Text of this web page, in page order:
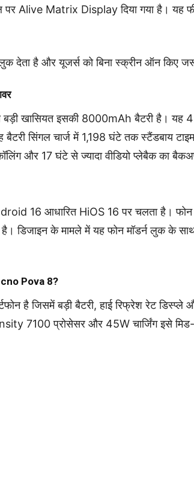
Alive Matrix Display दिया गया है। यह
देता है और यूजर्स को बिना स्क्रीन ऑन किए
बड़ी खासियत इसकी 8000mAh बैटरी है। यह
बैटरी सिंगल चार्ज में 1,198 घंटे तक स्टैंडबाय
और 17 घंटे से ज्यादा वीडियो प्लेबैक का
16 आधारित HiOS 16 पर चलता है।
डिजाइन के मामले में यह फोन मॉडर्न लुक के
Pova 8?
है जिसमें बड़ी बैटरी, हाई रिफ्रेश रेट डिस्प्ले
7100 प्रोसेसर और 45W चार्जिंग इसे